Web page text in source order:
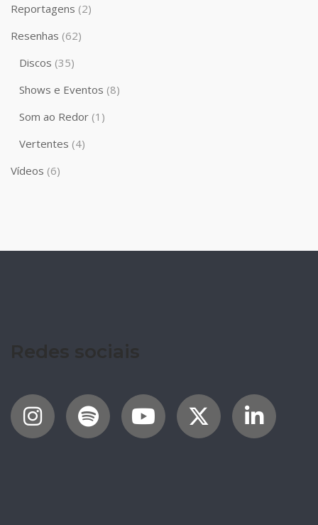
Reportagens (2)
Resenhas (62)
Discos (35)
Shows e Eventos (8)
Som ao Redor (1)
Vertentes (4)
Vídeos (6)